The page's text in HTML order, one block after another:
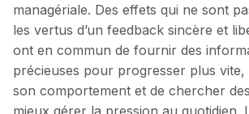
managériale. Des effets qui ne sont
les vertus d’un feedback sincère et
ont en commun de fournir des
précieuses pour progresser plus
son comportement et de chercher
mieux gérer la pression au quotidien.